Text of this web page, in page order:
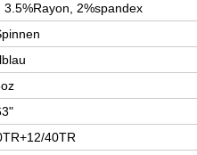
2%spandex
40TR